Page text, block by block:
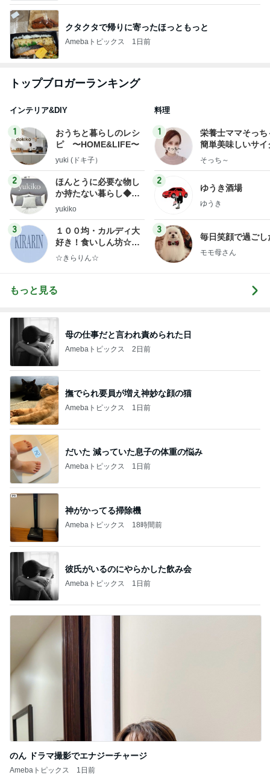
クタクタで帰りに寄ったほっともっと
Amebaトピックス 1日前
トップブロガーランキング
インテリア&DIY
1
おうちと暮らしのレシ
ピ 〜HOME&LIFE〜
yuki (ドキ子）
2
ほんとうに必要な物し
か持たない暮らし◆Ke
ep Life Simple◆〜イ
yukiko
3
１００均・カルディ大
好き！食いしん坊☆き
らりん☆のブログ
☆きらりん☆
料理
1
栄養士ママそっち
簡単美味しいサイ
献立
そっち～
2
ゆうき酒場
ゆうき
3
毎日笑顔で過ごし
モモ母さん
もっと見る
母の仕事だと言われ責められた日
Amebaトピックス 2日前
撫でられ要員が増え神妙な顔の猫
Amebaトピックス 1日前
だいた 減っていた息子の体重の悩み
Amebaトピックス 1日前
神がかってる掃除機
Amebaトピックス 18時間前
彼氏がいるのにやらかした飲み会
Amebaトピックス 1日前
のん ドラマ撮影でエナジーチャージ
Amebaトピックス 1日前